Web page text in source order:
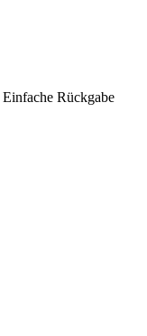
Einfache Rückgabe